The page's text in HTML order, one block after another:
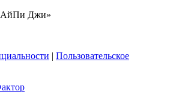
Джи»
| Пользовательское